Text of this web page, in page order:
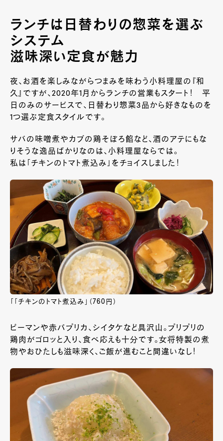
ランチは日替わりの惣菜を選ぶ
システム
滋味深い定食が魅力
夜、お酒を楽しみながらつまみを味わう小料理屋の『和
久』ですが、2020年1月からランチの営業もスタート！ 平
日のみのサービスで、日替わり惣菜3品から好きなものを
1つ選ぶ定食スタイルです。
サバの味噌煮やカブの鶏そぼろ餡など、酒のアテにもな
りそうな逸品ばかりなのは、小料理屋ならでは。
私は「チキンのトマト煮込み」をチョイスしました！
「「チキンのトマト煮込み」（760円）
ピーマンや赤パプリカ、シイタケなど具沢山。プリプリの
鶏肉がゴロッと入り、食べ応えも十分です。女将特製の煮
物やおひたしも滋味深く、ご飯が進むこと間違いなし！